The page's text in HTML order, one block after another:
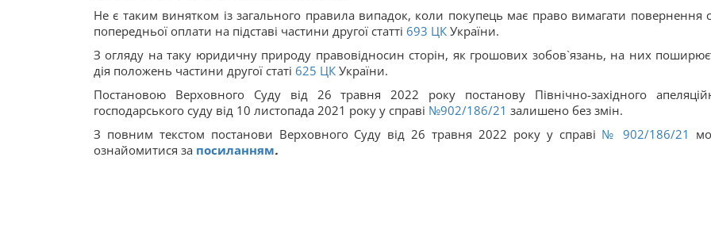
Не є таким винятком із загального правила випадок, коли покупець має право вимагати повернення
попередньої оплати на підставі частини другої статті 693 ЦК України.
З огляду на таку юридичну природу правовідносин сторін, як грошових зобов`язань, на них
дія положень частини другої статі 625 ЦК України.
Постановою Верховного Суду від 26 травня 2022 року постанову Північно-західного
господарського суду від 10 листопада 2021 року у справі №902/186/21 залишено без змін.
З повним текстом постанови Верховного Суду від 26 травня 2022 року у справі № 902/186/21
ознайомитися за посиланням.